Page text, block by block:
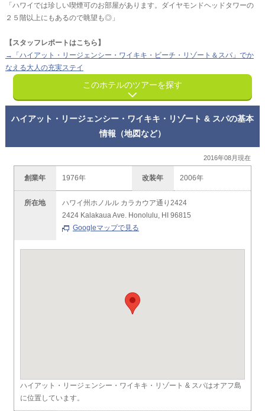
「ハワイでは珍しい喫煙可のお部屋があります。ダイヤモンドヘッドタワーの
２５階以上にもあるので眺望も◎」
【スタッフレポートはこちら】
→「ハイアット・リージェンシー・ワイキキ・ビーチ・リゾート＆スパ」でか
なえる大人の充実ステイ
このホテルのツアーを探す
ハイアット・リージェンシー・ワイキキ・リゾート & スパの基本
情報（地図など）
2016年08月現在
創業年 1976年 改装年 2006年
所在地
ハワイ州ホノルル カラカウア通り2424
2424 Kalakaua Ave. Honolulu, HI 96815
Googleマップで見る
ハイアット・リージェンシー・ワイキキ・リゾート & スパはオアフ島
に位置しています。